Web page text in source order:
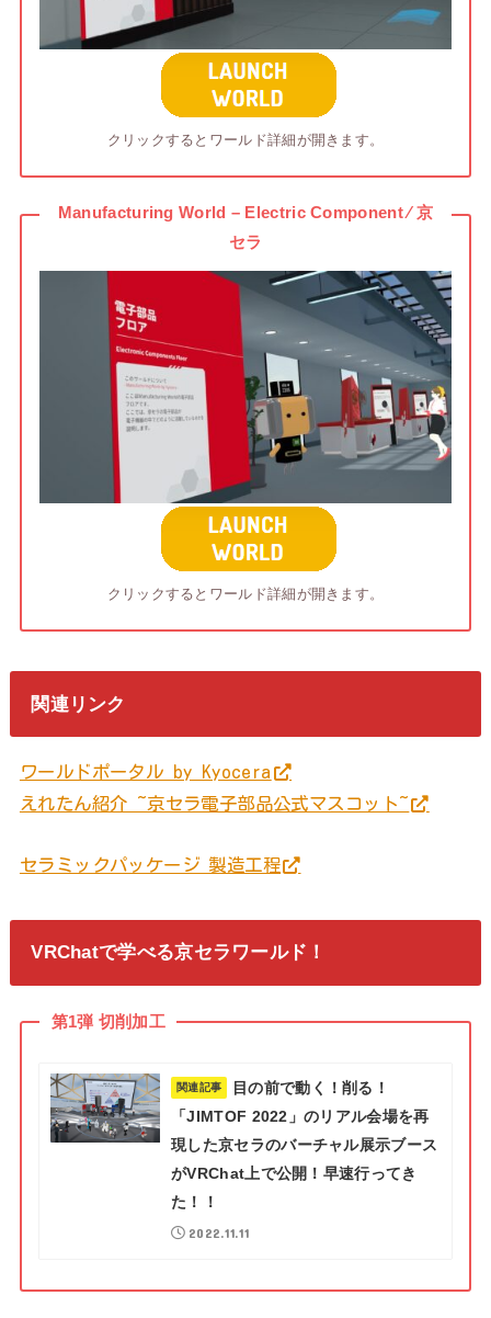
クリックするとワールド詳細が開きます。
Manufacturing World – Electric Component ⁄ 京
セラ
クリックするとワールド詳細が開きます。
関連リンク
ワールドポータル by Kyocera
えれたん紹介 ~京セラ電子部品公式マスコット~
セラミックパッケージ 製造工程
VRChatで学べる京セラワールド！
第1弾 切削加工
関連記事
目の前で動く！削る！
「JIMTOF 2022」のリアル会場を再
現した京セラのバーチャル展示ブース
がVRChat上で公開！早速行ってき
た！！
2022.11.11